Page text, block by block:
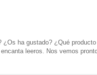
ha gustado? ¿Qué
leeros. Nos vemos